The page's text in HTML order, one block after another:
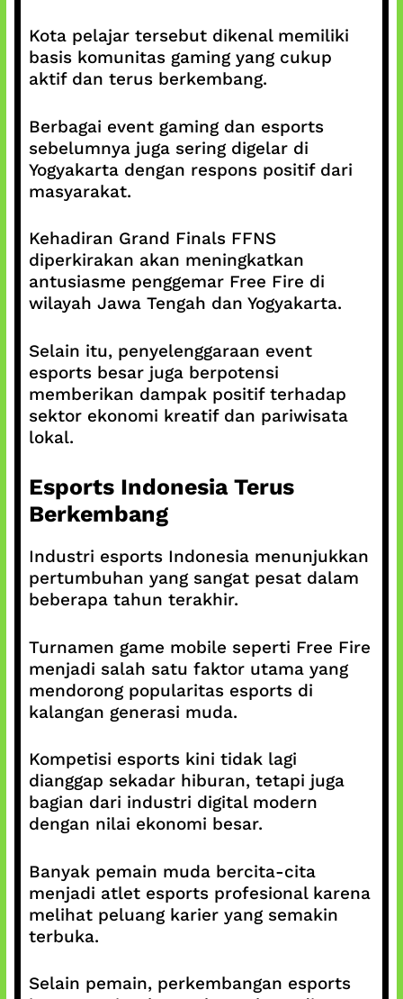
Kota pelajar tersebut dikenal memiliki
basis komunitas gaming yang cukup
aktif dan terus berkembang.
Berbagai event gaming dan esports
sebelumnya juga sering digelar di
Yogyakarta dengan respons positif dari
masyarakat.
Kehadiran Grand Finals FFNS
diperkirakan akan meningkatkan
antusiasme penggemar Free Fire di
wilayah Jawa Tengah dan Yogyakarta.
Selain itu, penyelenggaraan event
esports besar juga berpotensi
memberikan dampak positif terhadap
sektor ekonomi kreatif dan pariwisata
lokal.
Esports Indonesia Terus
Berkembang
Industri esports Indonesia menunjukkan
pertumbuhan yang sangat pesat dalam
beberapa tahun terakhir.
Turnamen game mobile seperti Free Fire
menjadi salah satu faktor utama yang
mendorong popularitas esports di
kalangan generasi muda.
Kompetisi esports kini tidak lagi
dianggap sekadar hiburan, tetapi juga
bagian dari industri digital modern
dengan nilai ekonomi besar.
Banyak pemain muda bercita-cita
menjadi atlet esports profesional karena
melihat peluang karier yang semakin
terbuka.
Selain pemain, perkembangan esports